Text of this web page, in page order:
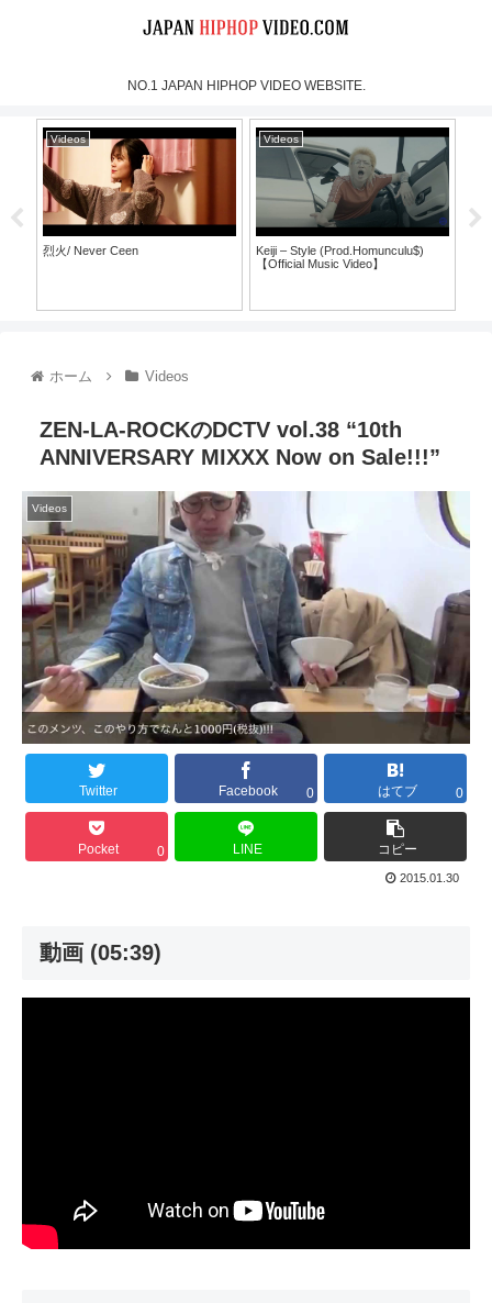
NO.1 JAPAN HIPHOP VIDEO WEBSITE.
Videos
烈火/ Never Ceen
Videos
Keiji – Style (Prod.Homunculu$)
【Official Music Video】
ホーム Videos
ZEN-LA-ROCKのDCTV vol.38 “10th
ANNIVERSARY MIXXX Now on Sale!!!”
Videos
Twitter Facebook 0 はてブ 0
Pocket 0 LINE コピー
2015.01.30
動画 (05:39)